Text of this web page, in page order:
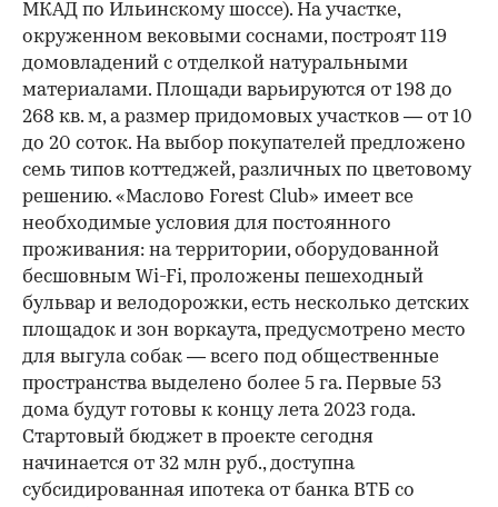
МКАД по Ильинскому шоссе). На участке,
окруженном вековыми соснами, построят 119
домовладений с отделкой натуральными
материалами. Площади варьируются от 198 до
268 кв. м, а размер придомовых участков — от 10
до 20 соток. На выбор покупателей предложено
семь типов коттеджей, различных по цветовому
решению. «Маслово Forest Club» имеет все
необходимые условия для постоянного
проживания: на территории, оборудованной
бесшовным Wi-Fi, проложены пешеходный
бульвар и велодорожки, есть несколько детских
площадок и зон воркаута, предусмотрено место
для выгула собак — всего под общественные
пространства выделено более 5 га. Первые 53
дома будут готовы к концу лета 2023 года.
Стартовый бюджет в проекте сегодня
начинается от 32 млн руб., доступна
субсидированная ипотека от банка ВТБ со